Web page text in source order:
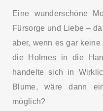
Eine wunderschöne
Fürsorge und Liebe –
aber, wenn es gar
die Holmes in die
handelte sich in
Blume, wäre dann
möglich?